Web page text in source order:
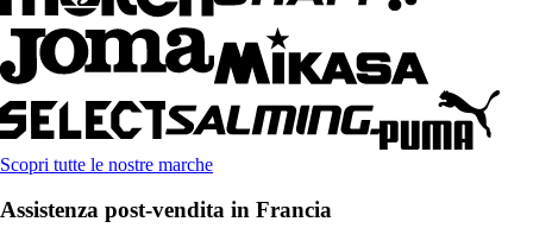
Scopri tutte le nostre marche
Assistenza post-vendita in Francia